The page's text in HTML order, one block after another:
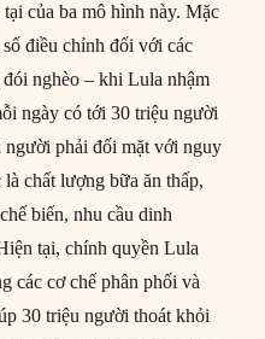
của ba mô hình này. Mặc
điều chỉnh đối với các
nghèo – khi Lula nhậm
ngày có tới 30 triệu người
phải đối mặt với nguy
chất lượng bữa ăn thấp,
biến, nhu cầu dinh
tại, chính quyền Lula
các cơ chế phân phối và
30 triệu người thoát khỏi